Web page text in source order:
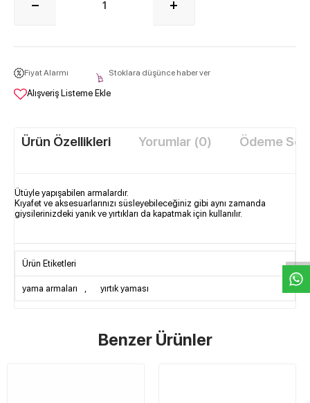
W
h
t
s
a
p
p
D
e
s
e
H
a
t
t
Fiyat Alarmı Stoklara düşünce haber ver
Alışveriş Listeme Ekle
Ürün Özellikleri Yorumlar (0) Ödeme
Ütüyle yapışabilen armalardır.
Kıyafet ve aksesuarlarınızı süsleyebileceğiniz gibi aynı zamanda
giysilerinizdeki yanık ve yırtıkları da kapatmak için kullanılır.
Ürün Etiketleri
yama armaları , yırtık yaması
Benzer Ürünler